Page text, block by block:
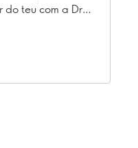
do teu com a Dra.